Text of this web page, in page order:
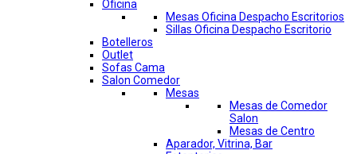
Oficina
Mesas Oficina Despacho Escritorios
Sillas Oficina Despacho Escritorio
Botelleros
Outlet
Sofas Cama
Salon Comedor
Mesas
Mesas de Comedor
Salon
Mesas de Centro
Aparador, Vitrina, Bar